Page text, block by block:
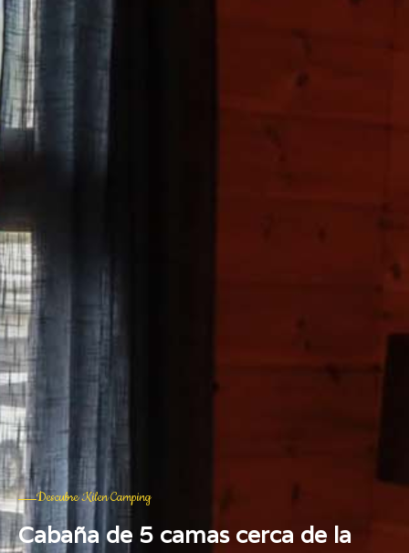
Descubre Kilen Camping
Cabaña de 5 camas cerca de la